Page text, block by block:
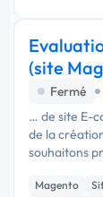
(site
main)
Fermé
… de site E-
de la
souhaitons
commerce
de son
Magento